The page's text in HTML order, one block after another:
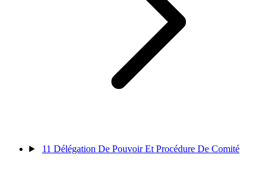
11 Délégation De Pouvoir Et Procédure De Comité